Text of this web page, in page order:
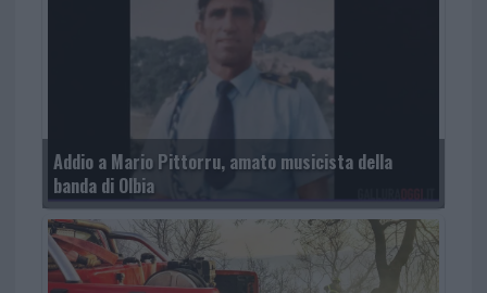
Addio a Mario Pittorru, amato musicista della
banda di Olbia